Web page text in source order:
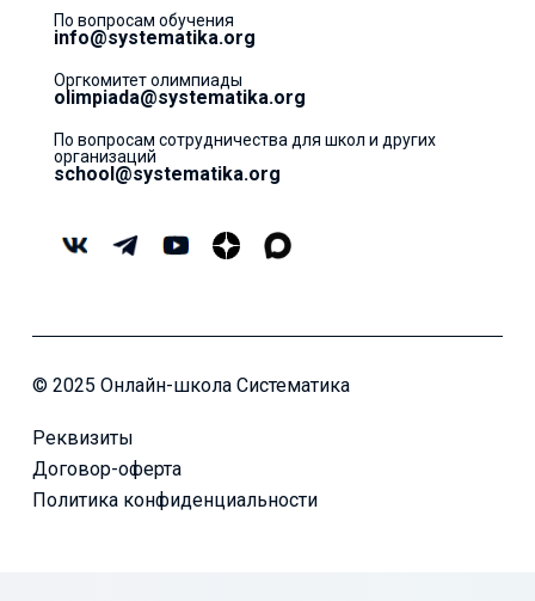
По вопросам обучения
info@systematika.org
Оргкомитет олимпиады
olimpiada@systematika.org
По вопросам сотрудничества для школ и других
организаций
school@systematika.org
© 2025 Онлайн-школа Систематика
Реквизиты
Договор-оферта
Политика конфиденциальности